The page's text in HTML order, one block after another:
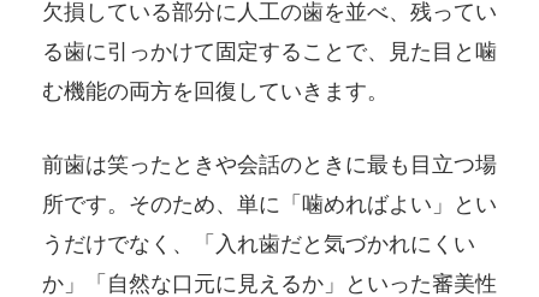
欠損している部分に人工の歯を並べ、残ってい
る歯に引っかけて固定することで、見た目と噛
む機能の両方を回復していきます。
前歯は笑ったときや会話のときに最も目立つ場
所です。そのため、単に「噛めればよい」とい
うだけでなく、「入れ歯だと気づかれにくい
か」「自然な口元に見えるか」といった審美性